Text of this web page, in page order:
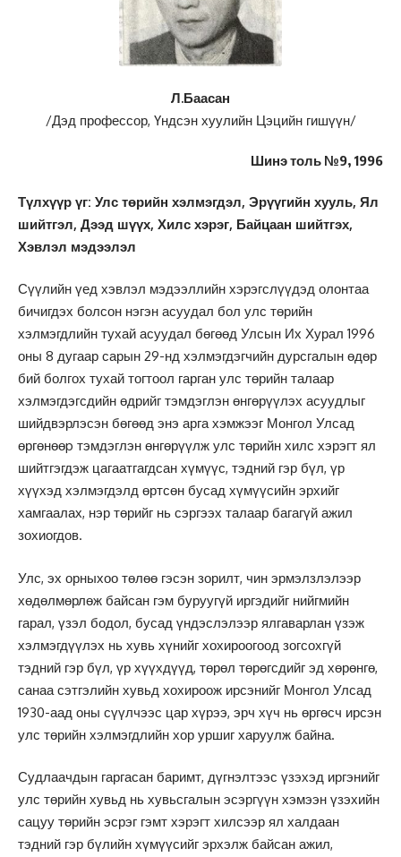
Л.Баасан
/Дэд профессор, Үндсэн хуулийн Цэцийн гишүүн/
Шинэ толь №9, 1996
Түлхүүр үг: Улс төрийн хэлмэгдэл, Эрүүгийн хууль, Ял
шийтгэл, Дээд шүүх, Хилс хэрэг, Байцаан шийтгэх,
Хэвлэл мэдээлэл
Сүүлийн үед хэвлэл мэдээллийн хэрэгслүүдэд олонтаа
бичигдэх болсон нэгэн асуудал бол улс төрийн
хэлмэгдлийн тухай асуудал бөгөөд Улсын Их Хурал 1996
оны 8 дугаар сарын 29-нд хэлмэгдэгчийн дурсгалын өдөр
бий болгох тухай тогтоол гарган улс төрийн талаар
хэлмэгдэгсдийн өдрийг тэмдэглэн өнгөрүүлэх асуудлыг
шийдвэрлэсэн бөгөөд энэ арга хэмжээг Монгол Улсад
өргөнөөp тэмдэглэн өнгөрүүлж улс төрийн хилс хэрэгт ял
шийтгэгдэж цагаатгагдсан хүмүүс, тэдний гэр бүл, үр
хүүхэд хэлмэгдэлд өртсөн бусад хүмүүсийн эрхийг
хамгаалах, нэр төрийг нь сэргээх талаар багагүй ажил
зохиогдов.
Улс, эх орныхоо төлөө гэсэн зорилт, чин эрмэлзлэлээр
хөдөлмөрлөж байсан гэм буруугүй иргэдийг нийгмийн
гарал, үзэл бодол, бусад үндэслэлээр ялгаварлан үзэж
хэлмэгдүүлэх нь хувь хүнийг хохироогоод зогсохгүй
тэдний гэр бүл, үр хүүхдүүд, төрөл төрөгсдийг эд хөрөнгө,
санаа сэтгэлийн хувьд хохироож ирсэнийг Монгол Улсад
1930-аад оны сүүлчээс цар хүрээ, эрч хүч нь өргөсч ирсэн
улс төрийн хэлмэгдлийн хор уршиг харуулж байна.
Судлаачдын гаргасан баримт, дүгнэлтээс үзэхэд иргэнийг
улс төрийн хувьд нь хувьсгалын эсэргүүн хэмээн үзэхийн
сацуу төрийн эсрэг гэмт хэрэгт хилсээр ял халдаан
тэдний гэр бүлийн хүмүүсийг эрхэлж байсан ажил,